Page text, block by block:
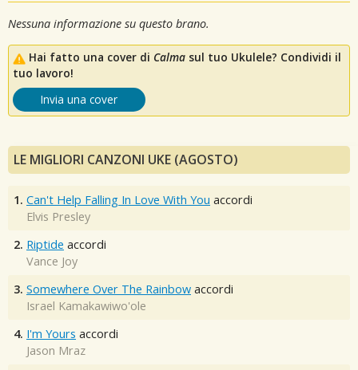
Nessuna informazione su questo brano.
Hai fatto una cover di Calma sul tuo Ukulele? Condividi il
tuo lavoro!
Invia una cover
LE MIGLIORI CANZONI UKE (AGOSTO)
1. Can't Help Falling In Love With You accordi
Elvis Presley
2. Riptide accordi
Vance Joy
3. Somewhere Over The Rainbow accordi
Israel Kamakawiwo'ole
4. I'm Yours accordi
Jason Mraz